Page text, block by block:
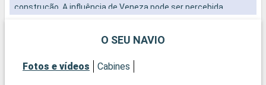
construção. A influência de Veneza pode ser percebida
cheia de cantos pitorescos construídos sobre a colina, a
comércio, a indústria leve e transporte marítimo com o seu
O SEU NAVIO
Fotos e vídeos Cabines